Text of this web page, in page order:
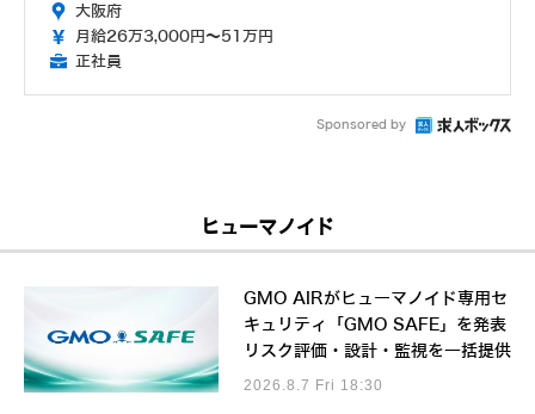
大阪府
月給26万3,000円～51万円
正社員
Sponsored by
ヒューマノイド
GMO AIRがヒューマノイド専用セ
キュリティ「GMO SAFE」を発表
リスク評価・設計・監視を一括提供
2026.8.7 Fri 18:30